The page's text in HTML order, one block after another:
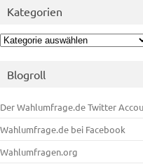
Kategorien
Kategorien
Blogroll
Der Wahlumfrage.de Twitter
Wahlumfrage.de bei Facebook
Wahlumfragen.org